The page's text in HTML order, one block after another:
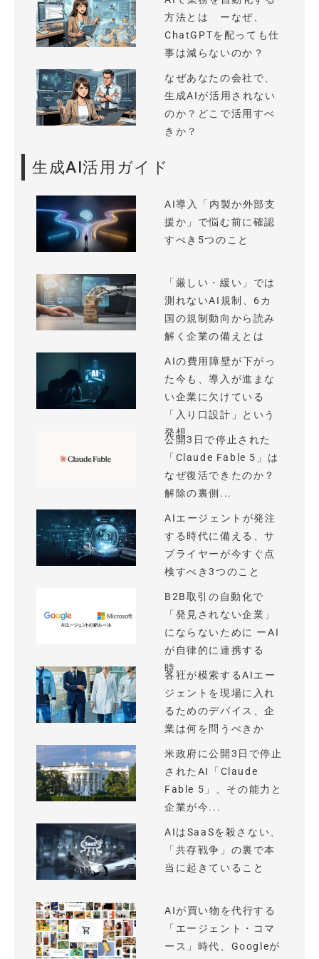
方法とは ーなぜ、
ChatGPTを配っても仕
事は減らないのか？
なぜあなたの会社で、
生成AIが活用されない
のか？どこで活用すべ
きか？
生成AI活用ガイド
AI導入「内製か外部支
援か」で悩む前に確認
すべき5つのこと
「厳しい・緩い」では
測れないAI規制、6カ
国の規制動向から読み
解く企業の備えとは
AIの費用障壁が下がっ
た今も、導入が進まな
い企業に欠けている
「入り口設計」という
発想
公開3日で停止された
「Claude Fable 5」は
なぜ復活できたのか？
解除の裏側...
AIエージェントが発注
する時代に備える、サ
プライヤーが今すぐ点
検すべき3つのこと
B2B取引の自動化で
「発見されない企業」
にならないために ーAI
が自律的に連携する
時...
各社が模索するAIエー
ジェントを現場に入れ
るためのデバイス、企
業は何を問うべきか
米政府に公開3日で停止
されたAI「Claude
Fable 5」、その能力と
企業が今...
AIはSaaSを殺さない、
「共存戦争」の裏で本
当に起きていること
AIが買い物を代行する
「エージェント・コマ
ース」時代、Googleが